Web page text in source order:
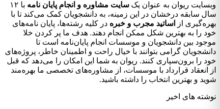
وبسایت ریوان به عنوان یک سایت مشاوره و انجام پایان نامه
با ۱۲
سال سابقه درخشان در این زمینه، به دانشجویان کمک می‌کند تا با
بهره‌گیری از
اساتید مجرب و خبره در کلیه رشته‌ها، پایان نامه‌های
خود را به بهترین شکل ممکن انجام دهند. هدف ما پر کردن خلا
موجود بین دانشجویان و موسسات انجام پایان‌نامه است تا
دانشجویان گرامی بتوانند با خیال راحت و اطمینان خاطر، پروژه‌های
خود را برون‌سپاری کنند. ریوان به شما این امکان را می‌دهد که قبل
از انعقاد قرارداد با موسسات، از مشاوره‌های تخصصی ما بهره‌مند
شوید و بهترین انتخاب را داشته باشید.
نوشته های اخیر